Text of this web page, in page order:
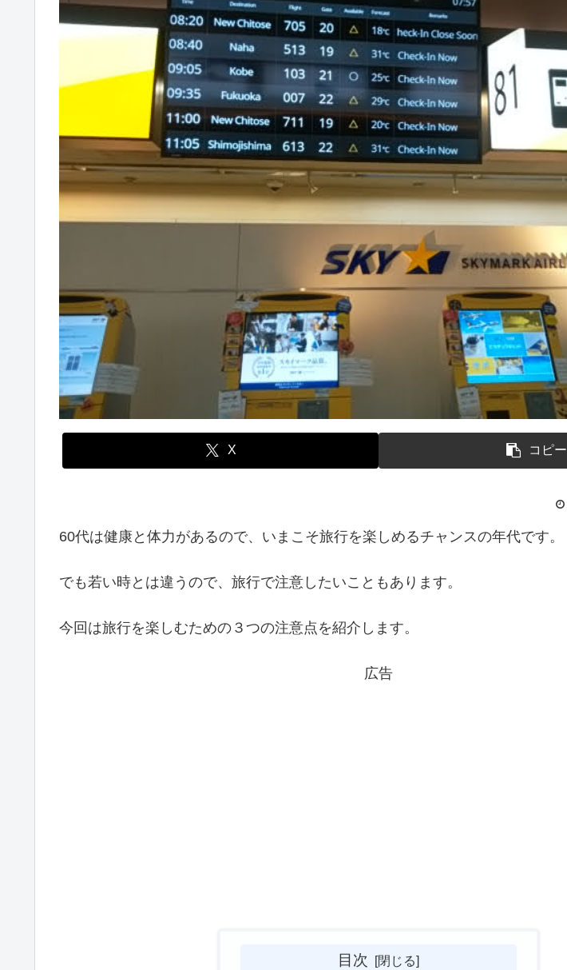
X コピー
60代は健康と体力があるので、いまこそ旅行を楽しめるチャンスの年代です。
でも若い時とは違うので、旅行で注意したいこともあります。
今回は旅行を楽しむための３つの注意点を紹介します。
広告
目次